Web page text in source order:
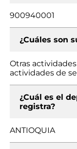
900940001
¿Cuáles son
Otras
actividades de
¿Cuál es el
registra?
ANTIOQUIA